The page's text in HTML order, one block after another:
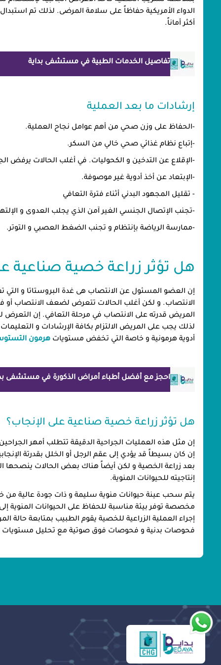
الدواء الأمريكية حفاظاً على سلامة المرضى. لذلك تم
أكثر أماناً.
تفاصيل الخدمات الطبية في مستشفى بداية
إرشادات ما بعد العملية
-الحفاظ على وزن صحي من أهم عوامل نجاح العملية.
-إتباع نظام غذائي صحي خالي من السكر.
-الإقلاع عن التدخين و الكحوليات. في أغلب الحالات يرفض
-الإبتعاد عن أخذ أدوية غير موصوفة.
- تقليل المجهود البدني أثناء فترة التعافي
-تجنب الإتصال الجنسي الغير آمن الذي يجلب العدوى و
-ممارسة الرياضة بإنتظام و تجنب الضغط العصبي و التوتر.
هل تؤثر زراعة خصية صناعية
إن العضو المسئول عن الانتصاب هى غدة البروستاتا و التي
الانتصاب. و لكن أغلب الحالات تتعرض لضعف الانتصاب أو
المريض قدرته على الانتصاب في مرحلة التعافي. إن
لذلك يجب على المريض الالتزام بكافة الإرشادات و
أدوية هرمونية و خاصة التي تخفض مستويات هرمون
احجز مع أفضل أطباء أمراض الذكورة في مستشفى
هل تؤثر زراعة خصية صناعية على الإنجاب؟
إن مثل هذه العمليات الجراحية الدقيقة تتطلب أمهر
إن كان بسيطاً قد يؤدي إلى عقم الرجل أو الخلل بقدرتة
بعد زراعة الخصية و لكن أيضاً هناك بعض الحالات ينصحها
إنتاجيته للحيوانات المنوية.
يتم سحب عينة حيوانات منوية سليمة و ذات جودة عالية
مخصصة توفر بيئة مناسبة للحفاظ على الحيوانات المنوية
إجراء العملية الزراعية للخصية يقوم الطبيب بمتابعة
فحوصات بدنية و فحوصات فوق صوتية مع تحليل مستويات